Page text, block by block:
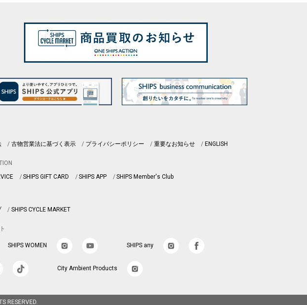
古物営業法に基づく表示 プライバシーポリシー 重要なお知らせ ENGLISH
SHIPS GIFT CARD SHIPS APP SHIPS Member's Club
SHIPS CYCLE MARKET
SHIPS WOMEN SHIPS any
City Ambient Products
RESERVED.